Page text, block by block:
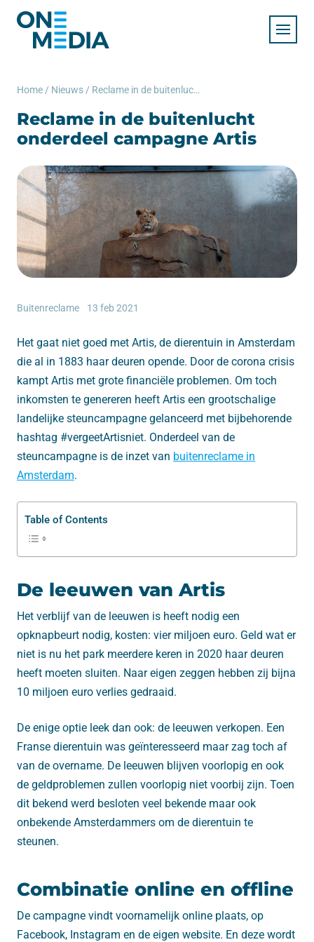
Home / Nieuws / Reclame in de buitenlucht onderdeel campagne Artis
Reclame in de buitenlucht
onderdeel campagne Artis
Buitenreclame 13 feb 2021
Het gaat niet goed met Artis, de dierentuin in Amsterdam
die al in 1883 haar deuren opende. Door de corona crisis
kampt Artis met grote financiële problemen. Om toch
inkomsten te genereren heeft Artis een grootschalige
landelijke steuncampagne gelanceerd met bijbehorende
hashtag #vergeetArtisniet. Onderdeel van de
steuncampagne is de inzet van buitenreclame in
Amsterdam.
Table of Contents
De leeuwen van Artis
Het verblijf van de leeuwen is heeft nodig een
opknapbeurt nodig, kosten: vier miljoen euro. Geld wat er
niet is nu het park meerdere keren in 2020 haar deuren
heeft moeten sluiten. Naar eigen zeggen hebben zij bijna
10 miljoen euro verlies gedraaid.
De enige optie leek dan ook: de leeuwen verkopen. Een
Franse dierentuin was geïnteresseerd maar zag toch af
van de overname. De leeuwen blijven voorlopig en ook
de geldproblemen zullen voorlopig niet voorbij zijn. Toen
dit bekend werd besloten veel bekende maar ook
onbekende Amsterdammers om de dierentuin te
steunen.
Combinatie online en offline
De campagne vindt voornamelijk online plaats, op
Facebook, Instagram en de eigen website. En deze wordt